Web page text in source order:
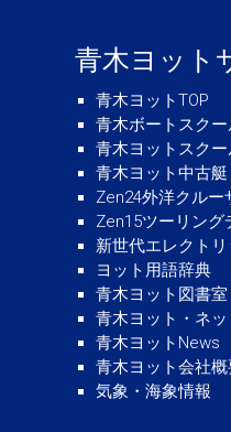
青木ヨット
青木ヨットTOP
青木ボートスクー
青木ヨットスクー
青木ヨット中古艇
Zen24外洋クルー
Zen15ツーリング
新世代エレクト
ヨット用語辞典
青木ヨット図書室
青木ヨット・ネ
青木ヨットNews
青木ヨット会社概
気象・海象情報